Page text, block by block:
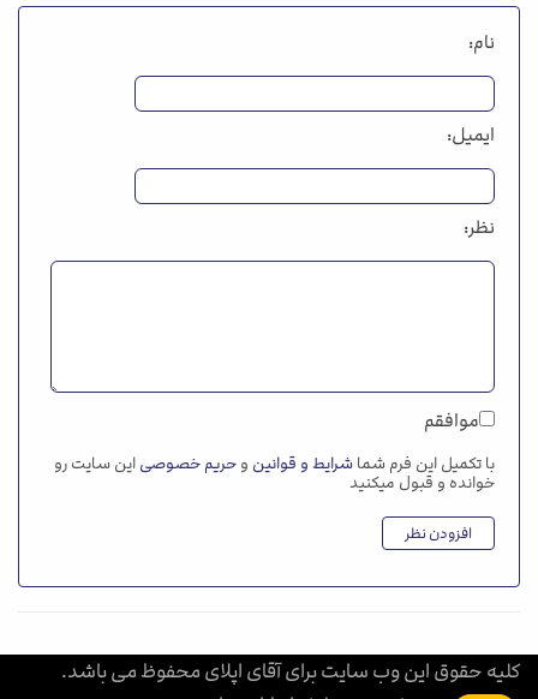
نام:
ایمیل:
نظر:
موافقم
با تکمیل این فرم شما شرایط و قوانین و حریم خصوصی این سایت رو
خوانده و قبول میکنید
افزودن نظر
کلیه حقوق این وب سایت برای آقای اپلای محفوظ می باشد.